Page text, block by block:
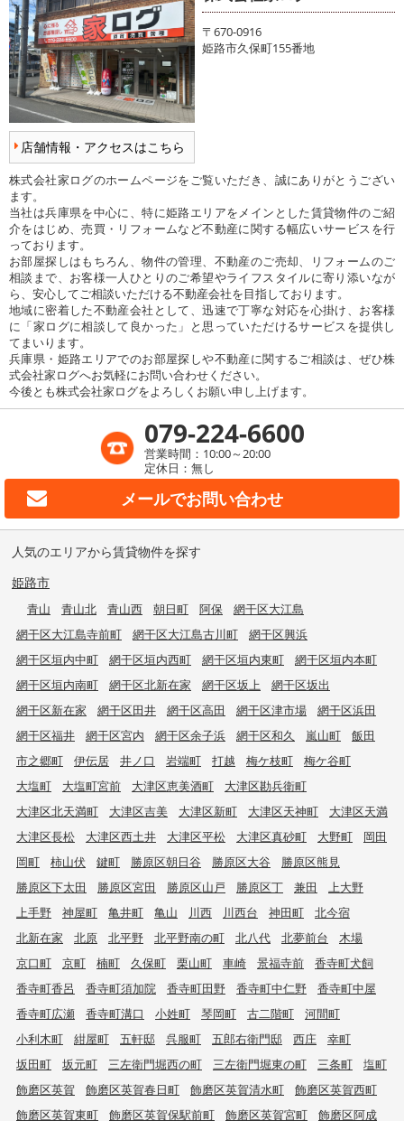
店舗情報・アクセスはこちら
〒670-0916
姫路市久保町155番地
株式会社家ログのホームページをご覧いただき、誠にありがとうござい
ます。
当社は兵庫県を中心に、特に姫路エリアをメインとした賃貸物件のご紹
介をはじめ、売買・リフォームなど不動産に関する幅広いサービスを行
っております。
お部屋探しはもちろん、物件の管理、不動産のご売却、リフォームのご
相談まで、お客様一人ひとりのご希望やライフスタイルに寄り添いなが
ら、安心してご相談いただける不動産会社を目指しております。
地域に密着した不動産会社として、迅速で丁寧な対応を心掛け、お客様
に「家ログに相談して良かった」と思っていただけるサービスを提供し
てまいります。
兵庫県・姫路エリアでのお部屋探しや不動産に関するご相談は、ぜひ株
式会社家ログへお気軽にお問い合わせください。
今後とも株式会社家ログをよろしくお願い申し上げます。
079-224-6600
営業時間：10:00～20:00
定休日：無し
メールでお問い合わせ
人気のエリアから賃貸物件を探す
姫路市
青山 青山北 青山西 朝日町 阿保
網干区大江島
網干区大江島寺前町
網干区大江島古川町
網干区興浜
網干区垣内中町
網干区垣内西町 網干区垣内東町
網干区垣内本町
網干区垣内南町
網干区北新在家 網干区坂上
網干区坂出
網干区新在家
網干区田井 網干区高田 網干区津市場
網干区浜田
網干区福井
網干区宮内 網干区余子浜 網干区和久 嵐山町
飯田
市之郷町
伊伝居 井ノ口 岩端町 打越 梅ケ枝町
梅ケ谷町
大塩町
大塩町宮前 大津区恵美酒町
大津区勘兵衛町
大津区北天満町
大津区吉美 大津区新町 大津区天神町
大津区天満
大津区長松
大津区西土井 大津区平松 大津区真砂町 大野町
岡田
岡町
柿山伏 鍵町 勝原区朝日谷 勝原区大谷
勝原区熊見
勝原区下太田
勝原区宮田 勝原区山戸 勝原区丁 兼田
上大野
上手野
神屋町 亀井町 亀山 川西 川西台 神田町
北今宿
北新在家
北原 北平野 北平野南の町 北八代 北夢前台
木場
京口町
京町 楠町 久保町 栗山町 車崎 景福寺前
香寺町犬飼
香寺町香呂
香寺町須加院 香寺町田野 香寺町中仁野
香寺町中屋
香寺町広瀬
香寺町溝口 小姓町 琴岡町 古二階町
河間町
小利木町
紺屋町 五軒邸 呉服町 五郎右衛門邸 西庄
幸町
坂田町
坂元町 三左衛門堀西の町 三左衛門堀東の町 三条町
塩町
飾磨区英賀
飾磨区英賀春日町 飾磨区英賀清水町
飾磨区英賀西町
飾磨区英賀東町
飾磨区英賀保駅前町 飾磨区英賀宮町 飾磨区阿成